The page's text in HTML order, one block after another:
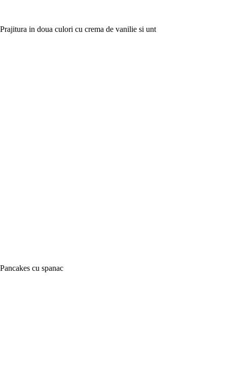
Prajitura in doua culori cu crema de vanilie si unt
Pancakes cu spanac